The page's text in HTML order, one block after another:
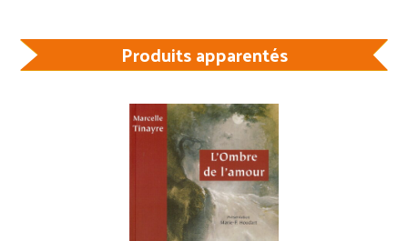
Produits apparentés